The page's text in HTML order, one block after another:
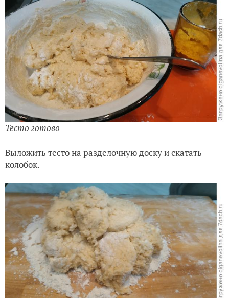
Тесто готово
Выложить тесто на разделочную доску и скатать
колобок.